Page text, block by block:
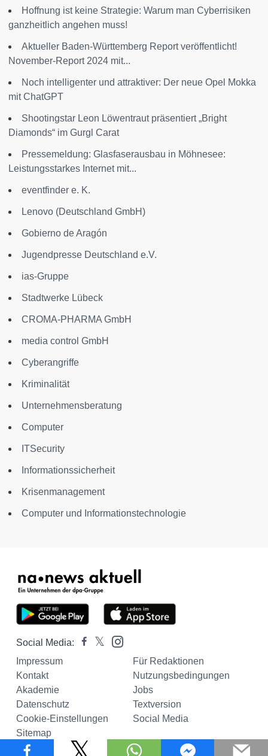
Hoffnung ist keine Strategie: Warum man Cyberrisiken
ganzheitlich angehen muss!
Aktueller Baden-Württemberg Report veröffentlicht!
November-Report 2024 mit...
Noch intelligenter und attraktiver: Der neue Opel Mokka
mit ChatGPT
Shootingstar Leon Löwentraut präsentiert „Bright
Diamonds“ im Gurgl Carat
Pressemeldung: Glasfaserausbau in Möhnesee:
Leistungsstarkes Internet mit...
eventfinder e. K.
Lenovo (Deutschland GmbH)
Gobierno de Aragón
Jugendpresse Deutschland e.V.
ias-Gruppe
Stadtwerke Lübeck
CROMA-PHARMA GmbH
media control GmbH
Cyberangriffe
Kriminalität
Unternehmensberatung
Computer
ITSecurity
Informationssicherheit
Krisenmanagement
Computer und Informationstechnologie
Social Media:
Impressum
Für Redaktionen
Kontakt
Nutzungsbedingungen
Akademie
Jobs
Datenschutz
Textversion
Cookie-Einstellungen
Social Media
Sitemap